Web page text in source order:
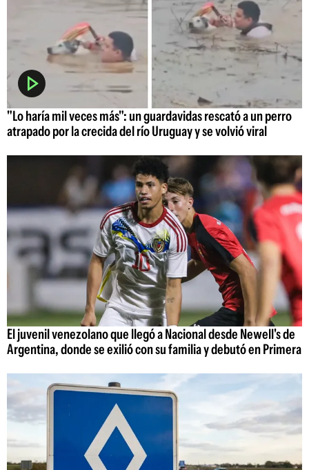
"Lo haría mil veces más": un guardavidas rescató a un perro
atrapado por la crecida del río Uruguay y se volvió viral
El juvenil venezolano que llegó a Nacional desde Newell's de
Argentina, donde se exilió con su familia y debutó en Primera